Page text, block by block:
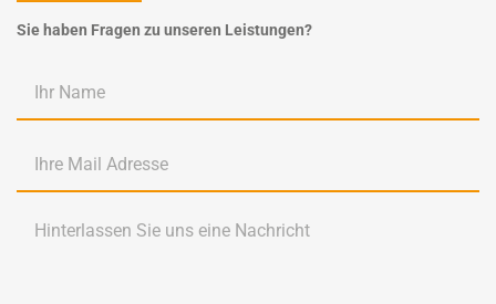
Sie haben Fragen zu unseren Leistungen?